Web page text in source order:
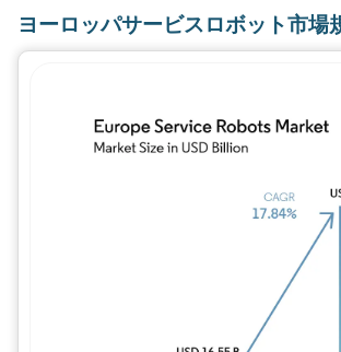
ヨーロッパサービスロボット市場
画像 © Mordor